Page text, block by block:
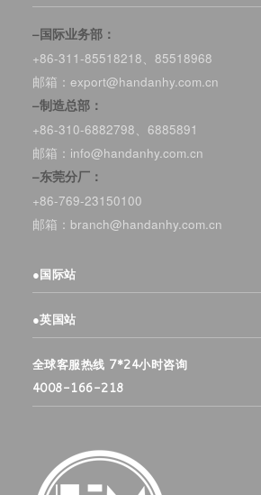
–国际业务部：
+86-311-85518218、85518968
邮箱：export@handanhy.com.cn
–制造总部：
+86-310-6882798、6885891
邮箱：info@handanhy.com.cn
–东莞分厂：
+86-769-23150100
邮箱：branch@handanhy.com.cn
●国际站
●英国站
全球客服热线 7*24小时咨询
4008-166-218